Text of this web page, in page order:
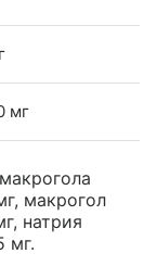
мг
макрогол
натрия
мг.